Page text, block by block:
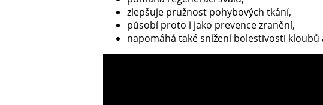
zlepšuje pružnost pohybových tkání,
působí proto i jako prevence zranění,
napomáhá také snížení bolestivosti